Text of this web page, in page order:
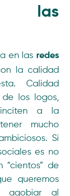
las
en las redes
la calidad
Calidad
los logos,
a la
mucho
Si
es no
“cientos” de
queremos
agobiar al